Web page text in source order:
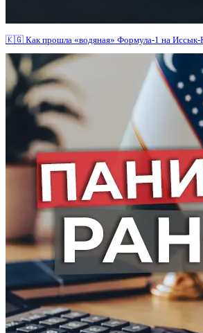
🇰🇬 Как прошла «водяная» Формула-1 на Иссык-